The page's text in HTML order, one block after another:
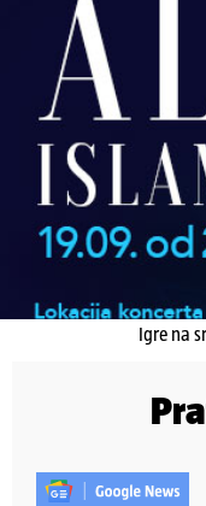
Igre na